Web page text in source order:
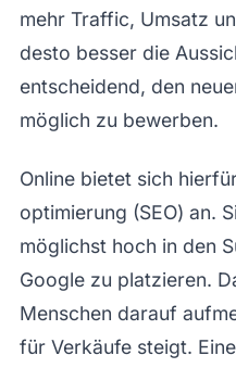
mehr Traffic, Umsatz
desto besser die
entscheidend, den
möglich zu bewerben.
Online bietet sich
optimierung (SEO) an.
möglichst hoch in den
Google zu platzieren.
Menschen darauf
für Verkäufe steigt.